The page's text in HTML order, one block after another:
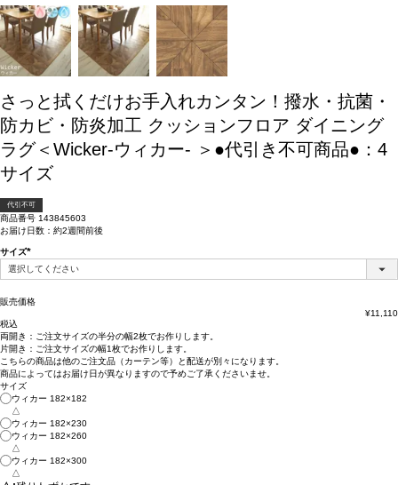
さっと拭くだけお手入れカンタン！撥水・抗菌・
防カビ・防炎加工 クッションフロア ダイニング
ラグ＜Wicker-ウィカー- ＞●代引き不可商品●：4
サイズ
代引不可
商品番号 143845603
お届け日数：約2週間前後
サイズ
(必
須)
販売価格
¥11,110
税込
両開き： ご注文サイズの半分の幅2枚でお作りします。
片開き： ご注文サイズの幅1枚でお作りします。
こちらの商品は他のご注文品（カーテン等）と配送が別々 になります。
商品によってはお届け日が異なりますので予めご了承くださいませ。
サイズ
ウィカー 182×182
△
ウィカー 182×230
ウィカー 182×260
△
ウィカー 182×300
△